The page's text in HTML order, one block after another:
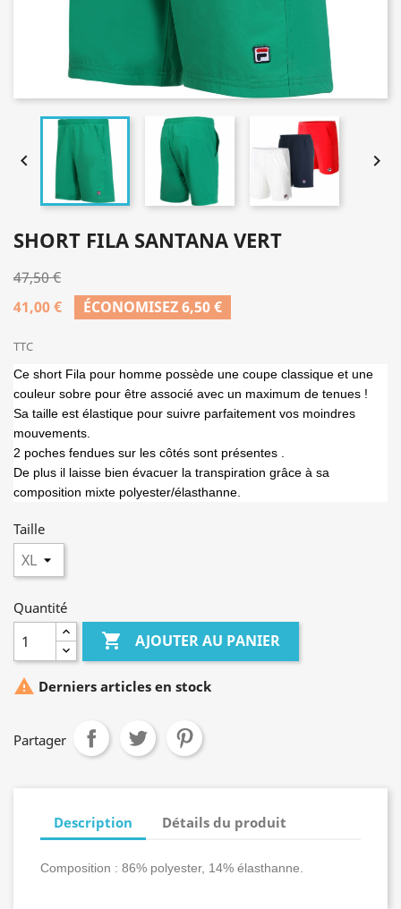
 
SHORT FILA SANTANA VERT
47,50 €
41,00 €
ÉCONOMISEZ 6,50 €
TTC
Ce short Fila pour homme possède une coupe classique et une
couleur sobre pour être associé avec un maximum de tenues !
Sa taille est élastique pour suivre parfaitement vos moindres
mouvements.
2 poches fendues sur les côtés sont présentes .
De plus il laisse bien évacuer la transpiration grâce à sa
composition mixte polyester/élasthanne.
Taille
Quantité
 AJOUTER AU PANIER
 Derniers articles en stock
Partager
Description Détails du produit
Composition : 86% polyester, 14% élasthanne.